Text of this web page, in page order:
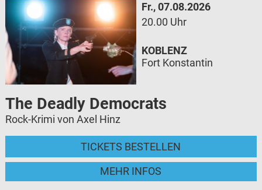
Fr., 07.08.2026
20.00 Uhr
The Deadly Democrats
Rock-Krimi von Axel Hinz
TICKETS BESTELLEN
MEHR INFOS
KOBLENZ
Fort Konstantin